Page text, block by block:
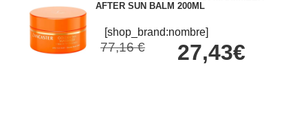
AFTER SUN BALM 200ML
[shop_brand:nombre]
77,16 € 27,43€